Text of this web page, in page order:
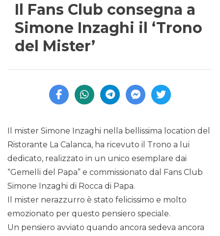
Il Fans Club consegna a
Simone Inzaghi il ‘Trono
del Mister’
Il mister Simone Inzaghi nella bellissima location del
Ristorante La Calanca, ha ricevuto il Trono a lui
dedicato, realizzato in un unico esemplare dai
“Gemelli del Papa” e commissionato dal Fans Club
Simone Inzaghi di Rocca di Papa.
Il mister nerazzurro è stato felicissimo e molto
emozionato per questo pensiero speciale.
Un pensiero avviato quando ancora sedeva ancora